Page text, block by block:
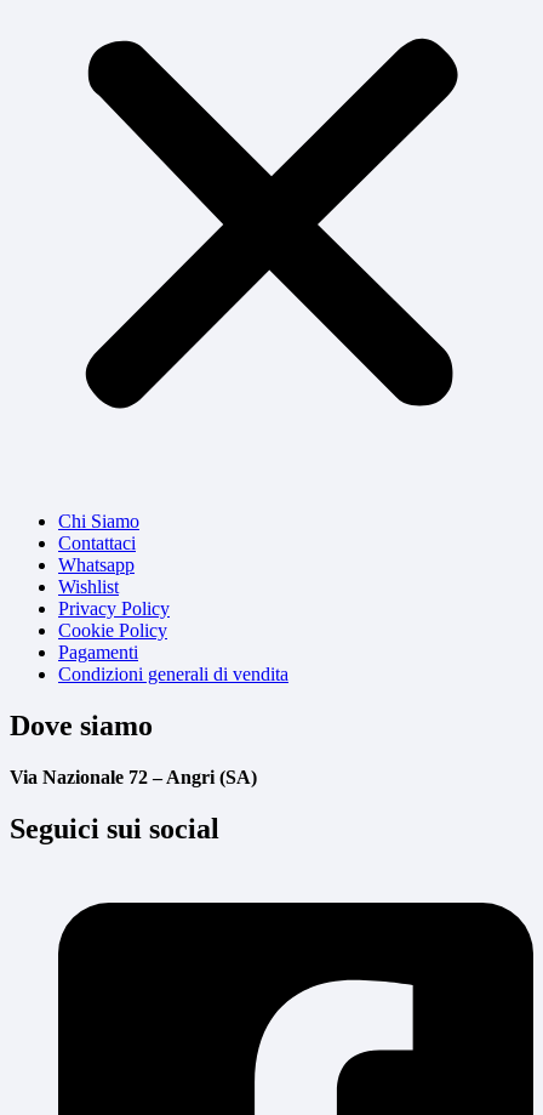
Chi Siamo
Contattaci
Whatsapp
Wishlist
Privacy Policy
Cookie Policy
Pagamenti
Condizioni generali di vendita
Dove siamo
Via Nazionale 72 – Angri (SA)
Seguici sui social